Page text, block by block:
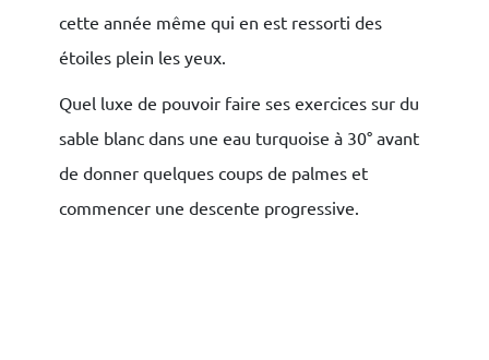
cette année même qui en est ressorti des
étoiles plein les yeux.
Quel luxe de pouvoir faire ses exercices sur du
sable blanc dans une eau turquoise à 30° avant
de donner quelques coups de palmes et
commencer une descente progressive.